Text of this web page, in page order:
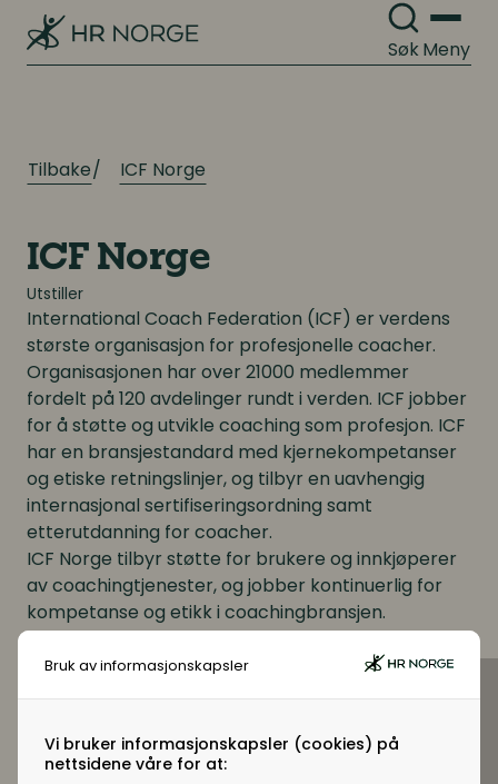
Bruk av informasjonskapsler
Vi bruker informasjonskapsler (cookies) på
nettsidene våre for at:
SøkMeny
Arbeidsrett
Arbeidsmiljø og sykefravær
Mangfold og inkludering
Digitalisering
Digitale løsninger innen HR
Digitale løsninger i virksomheten
Kompetanseutvikling
Lønn og ytelser
Pensjon
Lønnsoppgjøret og tariff
Digitalisering
Digitale løsninger innen HR
Digitale løsninger i virksomheten
Tilbake ICF Norge
ICF Norge
Utstiller
International Coach Federation (ICF) er verdens
største organisasjon for profesjonelle coacher.
Organisasjonen har over 21000 medlemmer
fordelt på 120 avdelinger rundt i verden. ICF jobber
for å støtte og utvikle coaching som profesjon. ICF
har en bransjestandard med kjernekompetanser
og etiske retningslinjer, og tilbyr en uavhengig
internasjonal sertifiseringsordning samt
etterutdanning for coacher.
ICF Norge tilbyr støtte for brukere og innkjøperer
av coachingtjenester, og jobber kontinuerlig for
kompetanse og etikk i coachingbransjen.